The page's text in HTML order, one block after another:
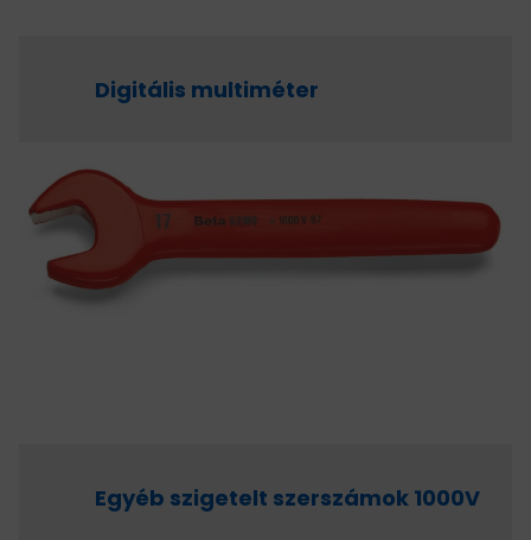
BEMUTATKOZÁS
ÜZLETEINK
HÍREK
VÁSÁRLÁSI INFORMÁCIÓK
Digitális multiméter
Egyéb szigetelt szerszámok 1000V